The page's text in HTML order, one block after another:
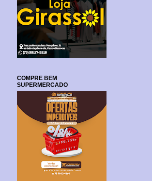
COMPRE BEM
SUPERMERCADO